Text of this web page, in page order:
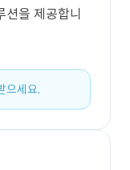
을 제공합니
으세요.